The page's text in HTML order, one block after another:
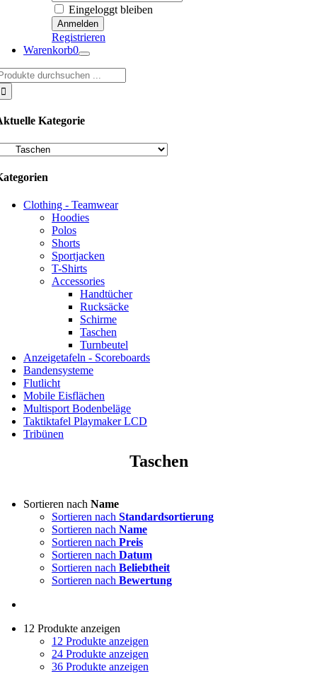
Eingeloggt bleiben
Registrieren
Warenkorb0
Kategorie
Clothing - Teamwear
Hoodies
Polos
Shorts
Sportjacken
T-Shirts
Accessories
Handtücher
Rucksäcke
Schirme
Taschen
Turnbeutel
Anzeigetafeln - Scoreboards
Bandensysteme
Flutlicht
Mobile Eisflächen
Multisport Bodenbeläge
Taktiktafel Playmaker LCD
Tribünen
Taschen
Sortieren nach Name
Sortieren nach Standardsortierung
Sortieren nach Name
Sortieren nach Preis
Sortieren nach Datum
Sortieren nach Beliebtheit
Sortieren nach Bewertung
12 Produkte anzeigen
12 Produkte anzeigen
24 Produkte anzeigen
36 Produkte anzeigen